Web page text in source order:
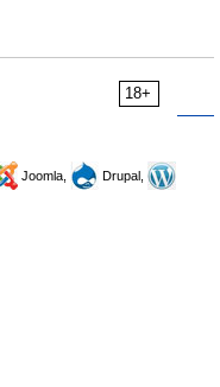
18+
Joomla,
Drupal,